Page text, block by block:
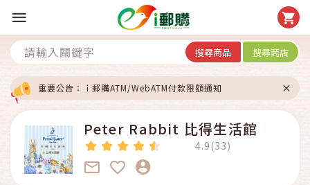
搜尋商品 搜尋商店
重要公告：ｉ郵購ATM/WebATM付款限額通知
Peter Rabbit 比得生活館
4.9(33)